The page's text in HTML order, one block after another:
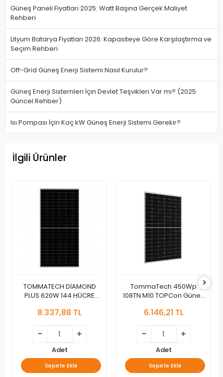
Güneş Paneli Fiyatları 2025: Watt Başına Gerçek Maliyet
Rehberi
Lityum Batarya Fiyatları 2026: Kapasiteye Göre Karşılaştırma ve
Seçim Rehberi
Off-Grid Güneş Enerji Sistemi Nasıl Kurulur?
Güneş Enerji Sistemleri İçin Devlet Teşvikleri Var mı? (2025
Güncel Rehber)
Isı Pompası İçin Kaç kW Güneş Enerji Sistemi Gerekir?
İlgili Ürünler
TOMMATECH DİAMOND
PLUS 620W 144 HÜCRE
PANELİ
8.337,88 TL
Adet
Sepete Ekle
TommaTech 450Wp
108TN M10 TOPCon Güneş
Type Panel
6.146,21 TL
Adet
Sepete Ekle